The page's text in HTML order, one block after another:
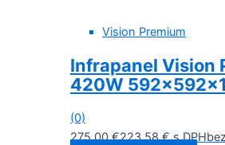
Vision Premium
Infrapanel Vision
420W
(0)
275,00€223,58€ s DPH